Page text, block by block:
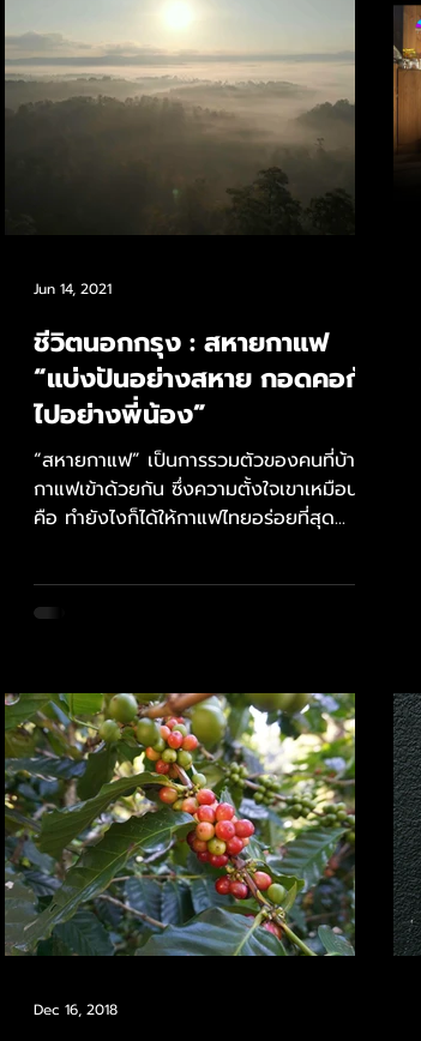
ชีวิตนอกกรุง : สหายกาแฟ
“แบ่งปันอย่างสหาย กอดคอกัน
ไปอย่างพี่น้อง”
“สหายกาแฟ” เป็นการรวมตัวของคนที่บ้า
กาแฟเข้าด้วยกัน ซึ่งความตั้งใจเขาเหมือนกัน
คือ ทำยังไงก็ได้ให้กาแฟไทยอร่อยที่สุด...
Jun 14, 2021
Dec 16, 2018